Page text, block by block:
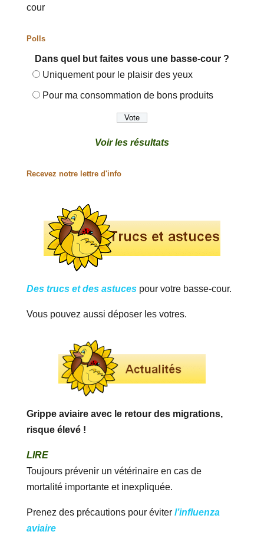
cour
Polls
Dans quel but faites vous une basse-cour ?
Uniquement pour le plaisir des yeux
Pour ma consommation de bons produits
Voir les résultats
Recevez notre lettre d'info
Des trucs et des astucespour votre basse-cour.
Vous pouvez aussi déposer les votres.
Grippe aviaire avec le retour des migrations,
risque élevé !
LIRE
Toujours prévenir un vétérinaire en cas de
mortalité importante et inexpliquée.
Prenez des précautions pour éviter l’influenza
aviaire